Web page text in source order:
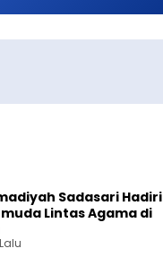
Sadasari Hadiri
Lintas Agama di